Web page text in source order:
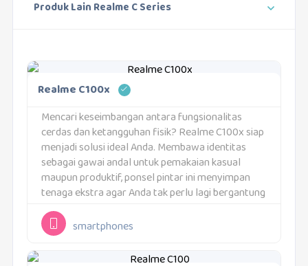
Produk Lain Realme C Series
Realme C100x
Mencari keseimbangan antara fungsionalitas
cerdas dan ketangguhan fisik? Realme C100x siap
menjadi solusi ideal Anda. Membawa identitas
sebagai gawai andal untuk pemakaian kasual
maupun produktif, ponsel pintar ini menyimpan
tenaga ekstra agar Anda tak perlu lagi bergantung
pada powerbank. Kinerja gesit dari prosesor
Unisoc T7250 dipasangkan dengan panel layar
berteknologi...
smartphones